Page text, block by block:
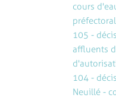
cours
105 -
affluents
104 -
Neuillé -